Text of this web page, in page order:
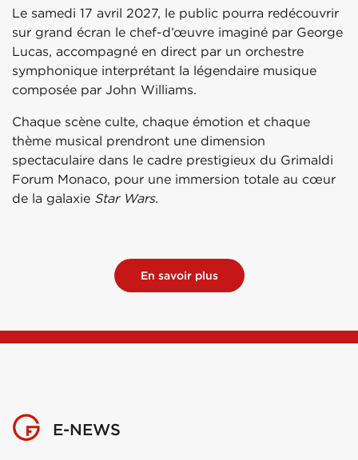
Le samedi 17 avril 2027, le public pourra redécouvrir
sur grand écran le chef-d’œuvre imaginé par George
Lucas, accompagné en direct par un orchestre
symphonique interprétant la légendaire musique
composée par John Williams.
Chaque scène culte, chaque émotion et chaque
thème musical prendront une dimension
spectaculaire dans le cadre prestigieux du Grimaldi
Forum Monaco, pour une immersion totale au cœur
de la galaxie Star Wars.
En savoir plus
E-NEWS